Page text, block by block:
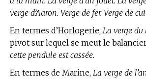
verge d’Aaron. Verge de fer. Verge de
En termes d’Horlogerie, La verge du
pivot sur lequel se meut le
cette pendule est cassée.
En termes de Marine, La verge de